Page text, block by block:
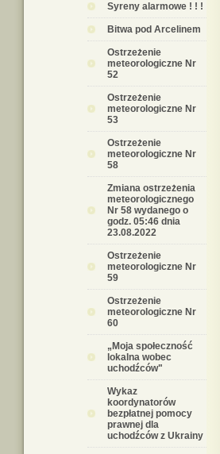
Syreny alarmowe ! ! !
Bitwa pod Arcelinem
Ostrzeżenie
meteorologiczne Nr
52
Ostrzeżenie
meteorologiczne Nr
53
Ostrzeżenie
meteorologiczne Nr
58
Zmiana ostrzeżenia
meteorologicznego
Nr 58 wydanego o
godz. 05:46 dnia
23.08.2022
Ostrzeżenie
meteorologiczne Nr
59
Ostrzeżenie
meteorologiczne Nr
60
„Moja społeczność
lokalna wobec
uchodźców"
Wykaz
koordynatorów
bezpłatnej pomocy
prawnej dla
uchodźców z Ukrainy